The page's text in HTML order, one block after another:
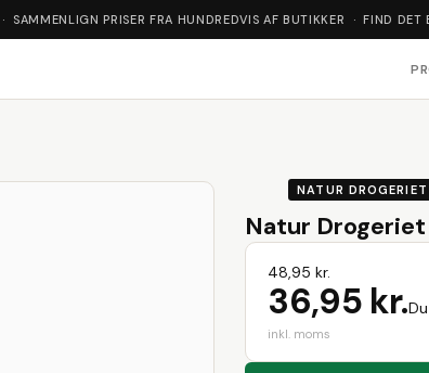
· SAMMENLIGN PRISER FRA HUNDREDVIS AF BUTIKKER · FIND DET
NATUR DROGERIET
Natur
48,95 kr.
36,95 kr.
inkl. moms